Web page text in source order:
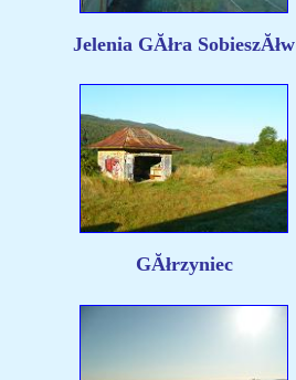
Jelenia GĂłra SobieszĂłw
GĂłrzyniec